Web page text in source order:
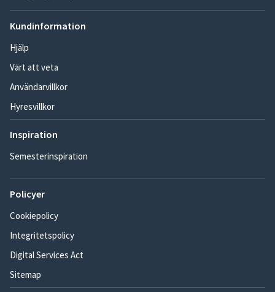
Kundinformation
Hjälp
Värt att veta
Användarvillkor
Hyresvillkor
Inspiration
Semesterinspiration
Policyer
Cookiepolicy
Integritetspolicy
Digital Services Act
Sitemap